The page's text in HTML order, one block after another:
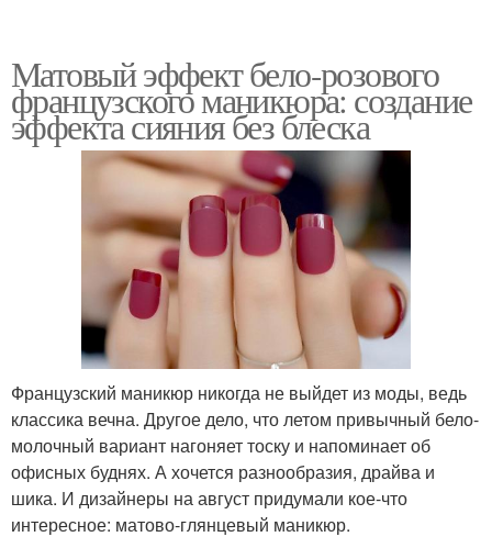
Матовый эффект бело-розового
французского маникюра: создание
эффекта сияния без блеска
Французский маникюр никогда не выйдет из моды, ведь
классика вечна. Другое дело, что летом привычный бело-
молочный вариант нагоняет тоску и напоминает об
офисных буднях. А хочется разнообразия, драйва и
шика. И дизайнеры на август придумали кое-что
интересное: матово-глянцевый маникюр.